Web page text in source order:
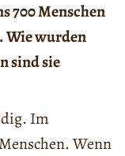
700 Menschen
Wie wurden
sind sie
Im
Wenn